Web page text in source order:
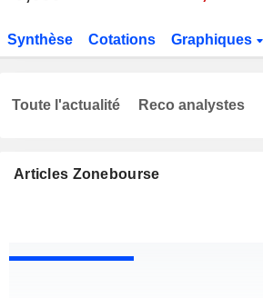
Synthèse Cotations Graphiques
Articles Zonebourse
Toute l'actualité Reco analystes